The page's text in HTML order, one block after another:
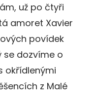
už po čtyři
amoret Xavier
povídek
se dozvíme o
okřídlenými
z Malé